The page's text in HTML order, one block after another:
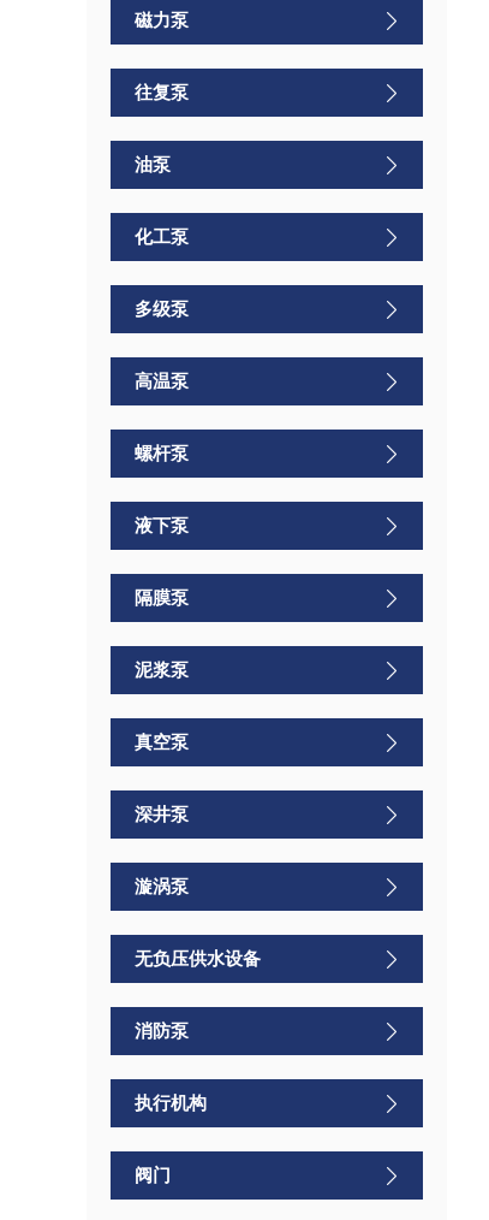
磁力泵
往复泵
油泵
化工泵
多级泵
高温泵
螺杆泵
液下泵
隔膜泵
泥浆泵
真空泵
深井泵
漩涡泵
无负压供水设备
消防泵
执行机构
阀门